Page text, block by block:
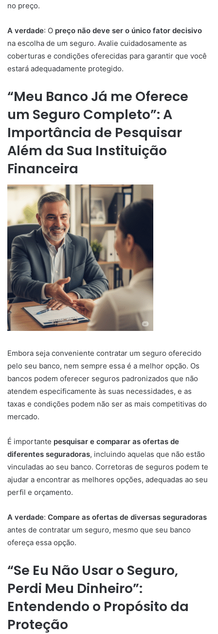
no preço.
A verdade: O preço não deve ser o único fator decisivo
na escolha de um seguro. Avalie cuidadosamente as
coberturas e condições oferecidas para garantir que você
estará adequadamente protegido.
“Meu Banco Já me Oferece
um Seguro Completo”: A
Importância de Pesquisar
Além da Sua Instituição
Financeira
Embora seja conveniente contratar um seguro oferecido
pelo seu banco, nem sempre essa é a melhor opção. Os
bancos podem oferecer seguros padronizados que não
atendem especificamente às suas necessidades, e as
taxas e condições podem não ser as mais competitivas do
mercado.
É importante pesquisar e comparar as ofertas de
diferentes seguradoras, incluindo aquelas que não estão
vinculadas ao seu banco. Corretoras de seguros podem te
ajudar a encontrar as melhores opções, adequadas ao seu
perfil e orçamento.
A verdade: Compare as ofertas de diversas seguradoras
antes de contratar um seguro, mesmo que seu banco
ofereça essa opção.
“Se Eu Não Usar o Seguro,
Perdi Meu Dinheiro”:
Entendendo o Propósito da
Proteção